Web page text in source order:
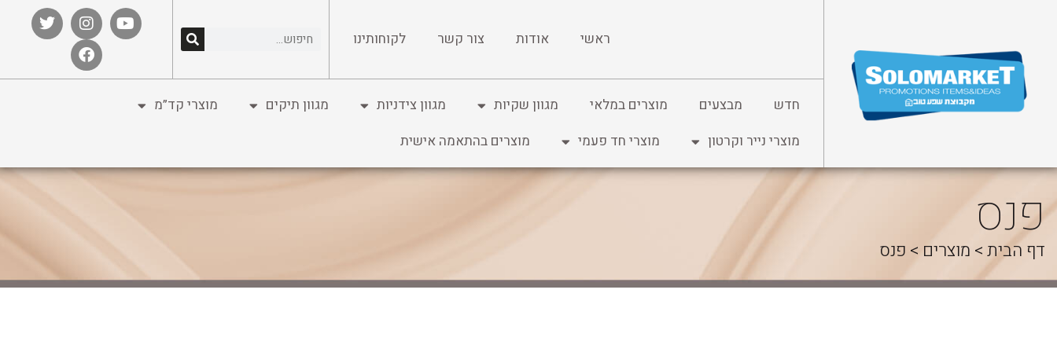
ראשי אודות צור קשר לקוחותינו
חדש מבצעים מוצרים במלאי מגוון שקיות מגוון צידניות מגוון תיקים
מוצרי קד”מ
מוצרי נייר וקרטון
מוצרי חד פעמי מוצרים בהתאמה אישית
פנס
דף הבית> מוצרים > פנס